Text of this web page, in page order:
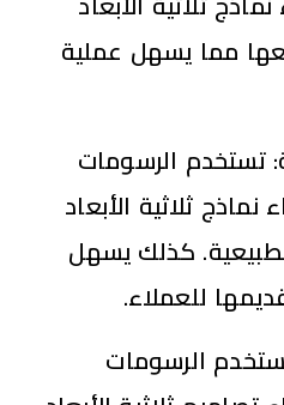
مما يسهل عملية
تستخدم الرسومات
ثلاثية الأبعاد
كذلك يسهل
للعملاء.
الرسومات